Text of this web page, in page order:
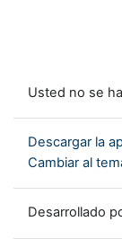
Usted no se
Descargar la
Cambiar al
Desarrollado